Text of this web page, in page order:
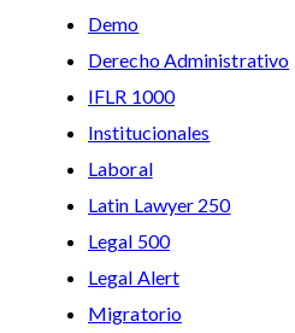
Demo
Derecho Administrativo
IFLR 1000
Institucionales
Laboral
Latin Lawyer 250
Legal 500
Legal Alert
Migratorio